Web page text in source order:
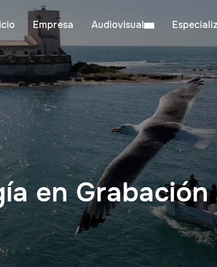
Empresa Audiovisual
en